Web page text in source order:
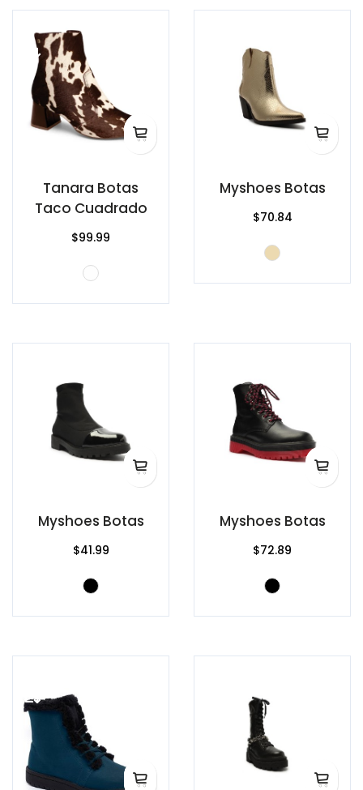
Tanara Botas
Taco Cuadrado
$99.99
Myshoes Botas
$70.84
Myshoes Botas
$41.99
Myshoes Botas
$72.89